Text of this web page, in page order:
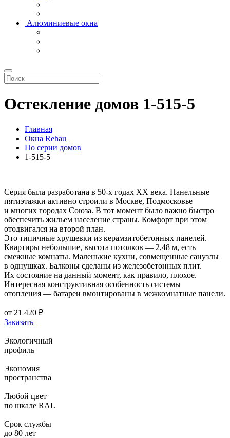
Алюминиевые окна
Остекление домов 1-515-5
Главная
Окна Rehau
По серии домов
1-515-5
Серия была разработана в 50-х годах ХХ века. Панельные
пятиэтажки активно строили в Москве, Подмосковье
и многих городах Союза. В тот момент было важно быстро
обеспечить жильем население страны. Комфорт при этом
отодвигался на второй план.
Это типичные хрущевки из керамзитобетонных панелей.
Квартиры небольшие, высота потолков — 2,48 м, есть
смежные комнаты. Маленькие кухни, совмещенные санузлы
в однушках. Балконы сделаны из железобетонных плит.
Их состояние на данный момент, как правило, плохое.
Интересная конструктивная особенность системы
отопления — батареи вмонтированы в межкомнатные панели.
от 21 420 ₽
Заказать
Экологичный
профиль
Экономия
пространства
Любой цвет
по шкале RAL
Срок службы
до 80 лет